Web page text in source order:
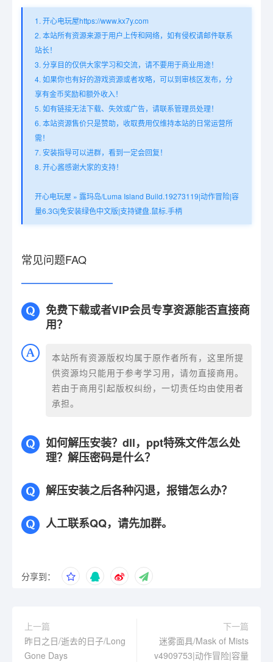
1. 开心电玩屋https://www.kx7y.com
2. 本站所有资源来源于用户上传和网络，如有侵权请邮件联系
站长！
3. 分享目的仅供大家学习和交流，请不要用于商业用途！
4. 如果你也有好的游戏资源或者攻略，可以到审核区发布，分
享有金币奖励和额外收入！
5. 如有链接无法下载、失效或广告，请联系管理员处理！
6. 本站资源售价只是赞助，收取费用仅维持本站的日常运营所
需！
7. 安装指导可以进群，看到一定会回复！
8. 开心酱感谢大家的支持！
开心电玩屋 » 露玛岛/Luma Island Build.19273119|动作冒险|容
量6.3G|免安装绿色中文版|支持键盘.鼠标.手柄
常见问题FAQ
免费下载或者VIP会员专享资源能否直接商
用？
本站所有资源版权均属于原作者所有，这里所提
供资源均只能用于参考学习用，请勿直接商用。
若由于商用引起版权纠纷，一切责任均由使用者
承担。
如何解压安装？dll，ppt特殊文件怎么处
理？解压密码是什么？
解压安装之后各种闪退，报错怎么办？
人工联系QQ，请先加群。
分享到：
上一篇
昨日之日/逝去的日子/Long
Gone Days
下一篇
迷雾面具/Mask of Mists
v4909753|动作冒险|容量